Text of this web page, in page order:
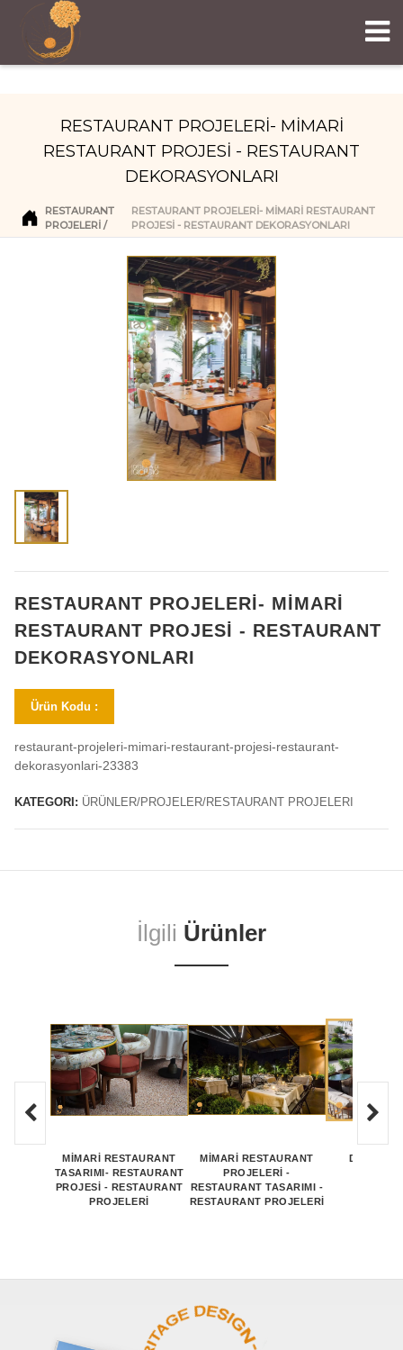
RESTAURANT PROJELERİ- MİMARİ
RESTAURANT PROJESİ - RESTAURANT
DEKORASYONLARI
RESTAURANT
PROJELERI
RESTAURANT PROJELERİ- MİMARİ RESTAURANT
PROJESİ - RESTAURANT DEKORASYONLARI
RESTAURANT PROJELERİ- MİMARİ
RESTAURANT PROJESİ - RESTAURANT
DEKORASYONLARI
Ürün Kodu :
restaurant-projeleri-mimari-restaurant-projesi-restaurant-
dekorasyonlari-23383
KATEGORI: ÜRÜNLER/PROJELER/RESTAURANT PROJELERI
İlgili Ürünler
MİMARİ RESTAURANT
TASARIMI- RESTAURANT
PROJESİ - RESTAURANT
PROJELERİ
MİMARİ RESTAURANT
PROJELERİ -
RESTAURANT TASARIMI -
RESTAURANT PROJELERİ
DIŞ